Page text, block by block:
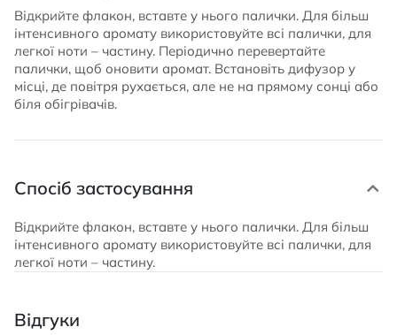
Відкрийте флакон, вставте у нього палички. Для більш
інтенсивного аромату використовуйте всі палички, для
легкої ноти – частину. Періодично перевертайте
палички, щоб оновити аромат. Встановіть дифузор у
місці, де повітря рухається, але не на прямому сонці або
біля обігрівачів.
Спосіб застосування
Відкрийте флакон, вставте у нього палички. Для більш
інтенсивного аромату використовуйте всі палички, для
легкої ноти – частину.
Відгуки